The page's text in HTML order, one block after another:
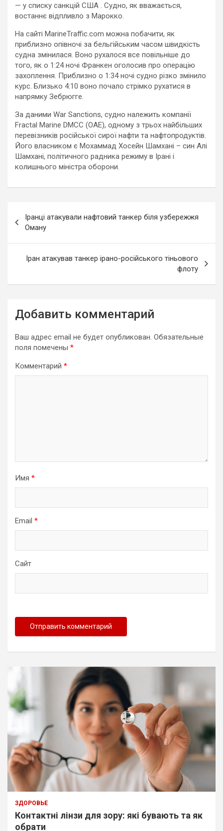
— у списку санкцій США . Судно, як вважається,
востаннє відпливло з Марокко.
На сайті MarineTraffic.com можна побачити, як
приблизно опівночі за бельгійським часом швидкість
судна змінилася. Воно рухалося все повільніше до
того, як о 1:24 ночі Франкен оголосив про операцію
захоплення. Приблизно о 1:34 ночі судно різко змінило
курс. Близько 4:10 воно почало стрімко рухатися в
напрямку Зебрюгге.
За даними War Sanctions, судно належить компанії
Fractal Marine DMCC (ОАЕ), одному з трьох найбільших
перевізників російської сирої нафти та нафтопродуктів.
Його власником є Мохаммад Хосейн Шамхані – син Алі
Шамхані, політичного радника режиму в Ірані і
колишнього міністра оборони.
по
записям
Іранці атакували нафтовий танкер біля узбережжя
Оману
Іран атакував танкер ірано-російського тіньового
флоту
Добавить комментарий
Ваш адрес email не будет опубликован. Обязательные
поля помечены *
Комментарий *
Имя *
Email *
Сайт
ЗДОРОВЬЕ
Контактні лінзи для зору: які бувають та як
обрати